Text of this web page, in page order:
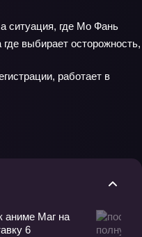
ситуация, где Мо Фань
выбирает осторожность,
работает в